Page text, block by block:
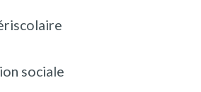
sociale